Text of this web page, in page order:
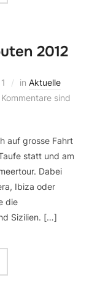
2012
in Aktuelle
Kommentare sind
auf grosse Fahrt
statt und am
Dabei
Ibiza oder
die
Sizilien. […]